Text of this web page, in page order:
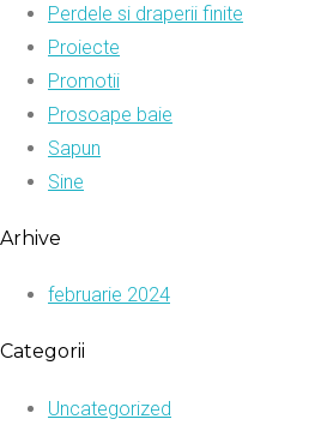
Perdele si draperii finite
Proiecte
Promotii
Prosoape baie
Sapun
Sine
Arhive
februarie 2024
Categorii
Uncategorized